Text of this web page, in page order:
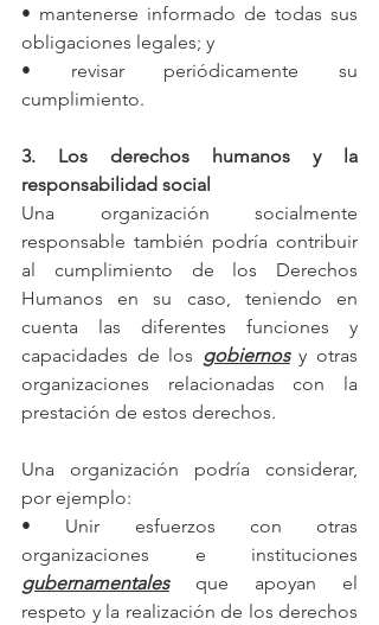
• mantenerse informado de todas sus
obligaciones legales; y
• revisar periódicamente su
cumplimiento.
3. Los derechos humanos y la
responsabilidad social
Una organización socialmente
responsable también podría contribuir
al cumplimiento de los Derechos
Humanos en su caso, teniendo en
cuenta las diferentes funciones y
capacidades de los gobiernos y otras
organizaciones relacionadas con la
prestación de estos derechos.
Una organización podría considerar,
por ejemplo:
• Unir esfuerzos con otras
gubernamentales que apoyan el
respeto y la realización de los derechos